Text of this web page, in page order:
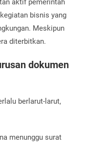
aktif pemerintah
bisnis yang
Meskipun
diterbitkan.
dokumen
berlarut-larut,
menunggu surat